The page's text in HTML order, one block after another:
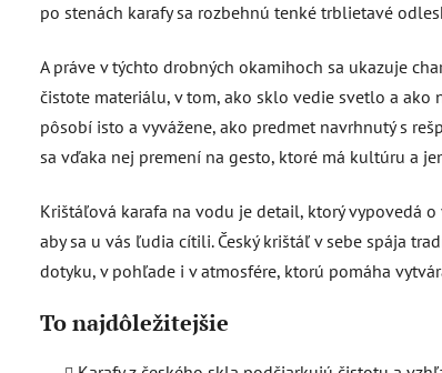
po stenách karafy sa rozbehnú tenké trblietavé
A práve v týchto drobných okamihoch sa ukazuje
čistote materiálu, v tom, ako sklo vedie svetlo a
pôsobí isto a vyvážene, ako predmet navrhnutý s
sa vďaka nej premení na gesto, ktoré má kultúru a
Krištáľová karafa na vodu je detail, ktorý vypovedá
aby sa u vás ľudia cítili. Český krištáľ v sebe spája
dotyku, v pohľade i v atmosfére, ktorú pomáha
To najdôležitejšie